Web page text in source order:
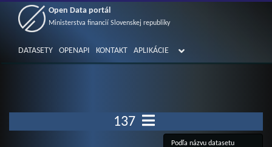
Open Data portál
Ministerstva financií Slovenskej republiky
DATASETY OPENAPI KONTAKT APLIKÁCIE
137